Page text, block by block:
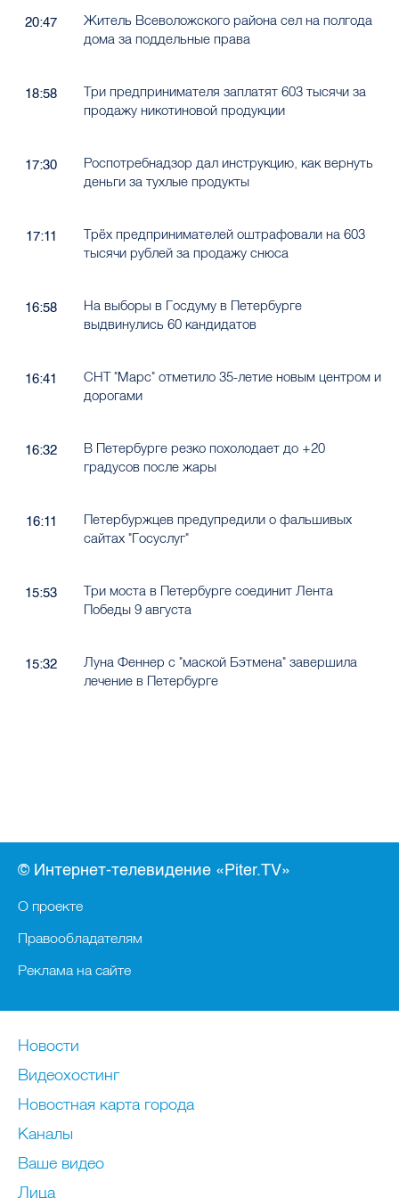
20:47
Житель Всеволожского района сел на полгода
дома за поддельные права
18:58
Три предпринимателя заплатят 603 тысячи за
продажу никотиновой продукции
17:30
Роспотребнадзор дал инструкцию, как вернуть
деньги за тухлые продукты
17:11
Трёх предпринимателей оштрафовали на 603
тысячи рублей за продажу снюса
16:58
На выборы в Госдуму в Петербурге
выдвинулись 60 кандидатов
16:41
СНТ "Марс" отметило 35-летие новым центром и
дорогами
16:32
В Петербурге резко похолодает до +20
градусов после жары
16:11
Петербуржцев предупредили о фальшивых
сайтах "Госуслуг"
15:53
Три моста в Петербурге соединит Лента
Победы 9 августа
15:32
Луна Феннер с "маской Бэтмена" завершила
лечение в Петербурге
© Интернет-телевидение «Piter.TV»
О проекте
Правообладателям
Реклама на сайте
Новости
Видеохостинг
Новостная карта города
Каналы
Ваше видео
Лица